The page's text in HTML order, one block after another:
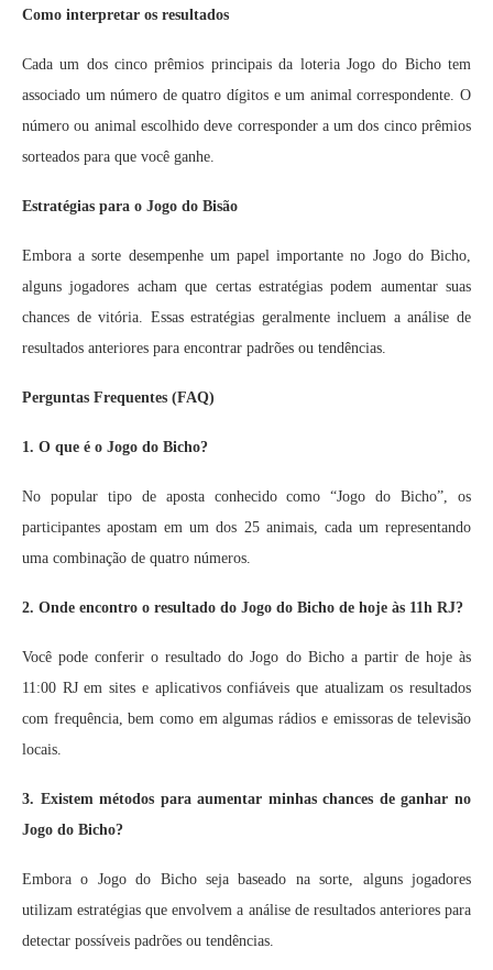
Como interpretar os resultados
Cada um dos cinco prêmios principais da loteria Jogo do Bicho tem
associado um número de quatro dígitos e um animal correspondente. O
número ou animal escolhido deve corresponder a um dos cinco prêmios
sorteados para que você ganhe.
Estratégias para o Jogo do Bisão
Embora a sorte desempenhe um papel importante no Jogo do Bicho,
alguns jogadores acham que certas estratégias podem aumentar suas
chances de vitória. Essas estratégias geralmente incluem a análise de
resultados anteriores para encontrar padrões ou tendências.
Perguntas Frequentes (FAQ)
1. O que é o Jogo do Bicho?
No popular tipo de aposta conhecido como “Jogo do Bicho”, os
participantes apostam em um dos 25 animais, cada um representando
uma combinação de quatro números.
2. Onde encontro o resultado do Jogo do Bicho de hoje às 11h RJ?
Você pode conferir o resultado do Jogo do Bicho a partir de hoje às
11:00 RJ em sites e aplicativos confiáveis que atualizam os resultados
com frequência, bem como em algumas rádios e emissoras de televisão
locais.
3. Existem métodos para aumentar minhas chances de ganhar no
Jogo do Bicho?
Embora o Jogo do Bicho seja baseado na sorte, alguns jogadores
utilizam estratégias que envolvem a análise de resultados anteriores para
detectar possíveis padrões ou tendências.